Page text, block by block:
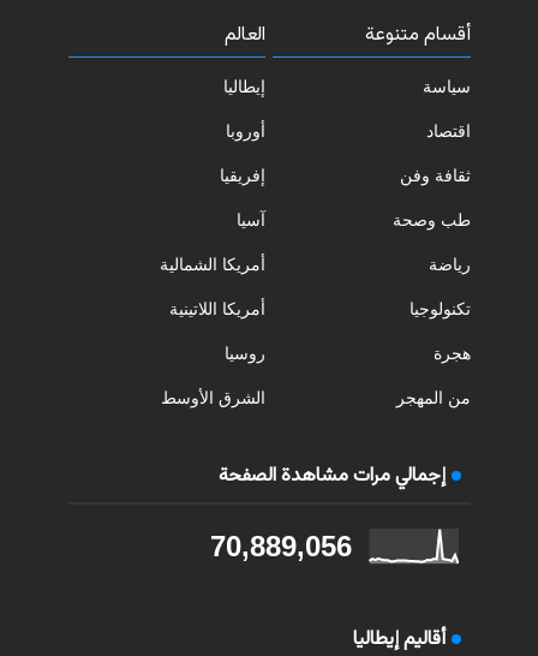
أقسام متنوعة
سياسة
اقتصاد
ثقافة وفن
طب وصحة
رياضة
تكنولوجيا
هجرة
من المهجر
العالم
إيطاليا
أوروبا
إفريقيا
آسيا
أمريكا الشمالية
أمريكا اللاتينية
روسيا
الشرق الأوسط
إجمالي مرات مشاهدة الصفحة
70,889,056
أقاليم إيطاليا